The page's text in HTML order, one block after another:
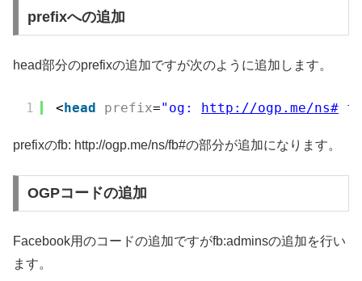
prefixへの追加
head部分のprefixの追加ですが次のように追加します。
1 < head prefix="og: http://ogp.me/ns#
prefixのfb: http://ogp.me/ns/fb#の部分が追加になります。
OGPコードの追加
Facebook用のコードの追加ですがfb:adminsの追加を行い
ます。